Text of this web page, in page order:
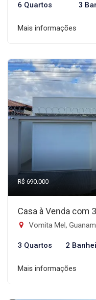
6 Quartos 3
Mais informações
R$ 690.000
Casa à Venda com
Vomita Mel,
3 Quartos 2
Mais informações